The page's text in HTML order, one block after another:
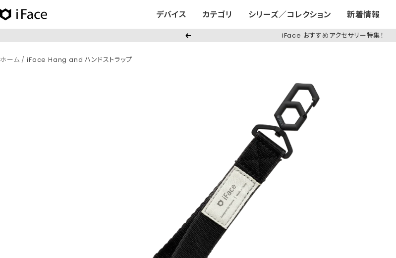
コ
ン
ツ
デバイス カテゴリ シリーズ／コレクション 新着情報
iFace
日
本
公
戻
iFace おすすめアクセサリー特集！
ホーム iFace Hang and ハンドストラップ